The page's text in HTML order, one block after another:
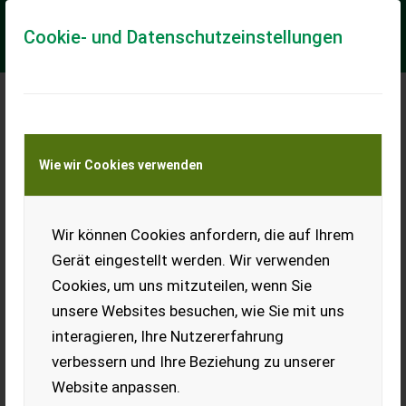
Cookie- und Datenschutzeinstellungen
Wie wir Cookies verwenden
Wir können Cookies anfordern, die auf Ihrem
Gerät eingestellt werden. Wir verwenden
Cookies, um uns mitzuteilen, wenn Sie
unsere Websites besuchen, wie Sie mit uns
interagieren, Ihre Nutzererfahrung
verbessern und Ihre Beziehung zu unserer
Website anpassen.
Meine Transportkostenanfrage
Transport von Land- und Baumaschinen –
KEINE Tiertransporte
Sonstige 4x Pflegeräder für Same Dorado,
Argon/ Deutz 5D,
gebrauchte Pflegeräder passend für Same Dorado, Dorado
Natural oder Argon, Deutz 4E, 5D, 5D Keyline vorne BKT
210/90R24 (8.3R24) Profiltiefe ca. ...
EUR 2.000 inkl. 20 % MwSt.